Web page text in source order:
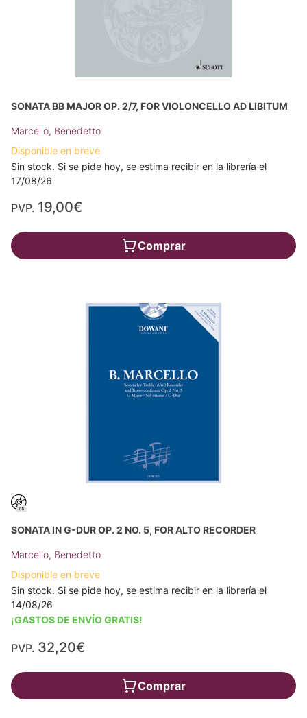
SONATA BB MAJOR OP. 2/7, FOR VIOLONCELLO AD LIBITUM
Marcello, Benedetto
Disponible en breve
Sin stock. Si se pide hoy, se estima recibir en la librería el
17/08/26
PVP. 19,00€
Comprar
SONATA IN G-DUR OP. 2 NO. 5, FOR ALTO RECORDER
Marcello, Benedetto
Disponible en breve
Sin stock. Si se pide hoy, se estima recibir en la librería el
14/08/26
¡GASTOS DE ENVÍO GRATIS!
PVP. 32,20€
Comprar